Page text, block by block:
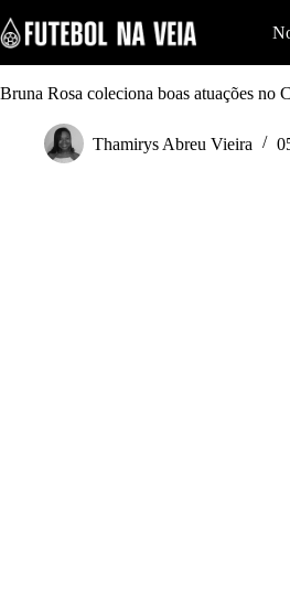
k
i
p
tBruna Rosa coleciona boas atuações no
Thamirys Abreu Vieira